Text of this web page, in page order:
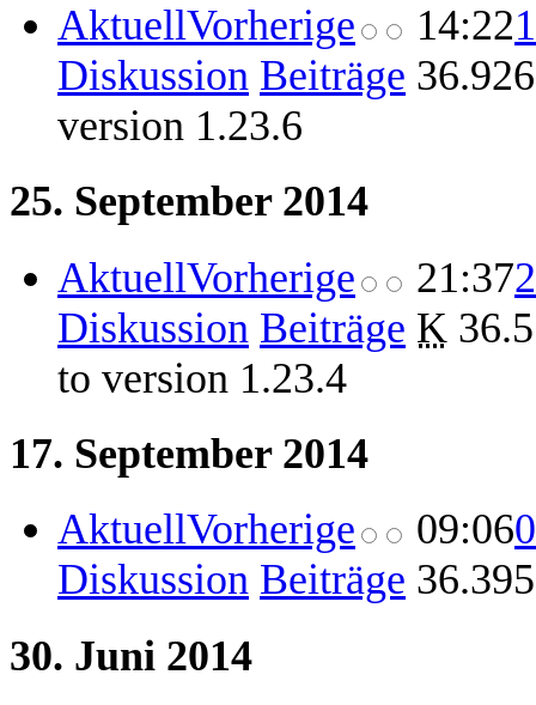
AktuellVorherige 14:22
Diskussion Beiträge
version 1.23.6
25. September 2014
AktuellVorherige 21:37
Diskussion Beiträge K
to version 1.23.4
17. September 2014
AktuellVorherige 09:06
Diskussion Beiträge
30. Juni 2014